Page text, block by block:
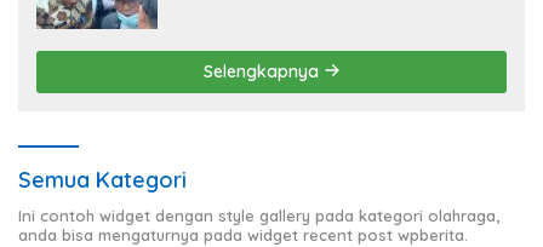
Selengkapnya
Semua Kategori
Ini contoh widget dengan style gallery pada kategori olahraga,
anda bisa mengaturnya pada widget recent post wpberita.